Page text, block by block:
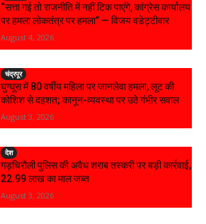
“सत्ता गई तो राजनीति में नहीं टिक पाएंगे, कांग्रेस कार्यालय
पर हमला लोकतंत्र पर हमला” — विजय वडेट्टीवार
August 4, 2026
चंद्रपूर
घुग्घूस में 80 वर्षीय महिला पर जानलेवा हमला, लूट की
कोशिश से दहशत; कानून-व्यवस्था पर उठे गंभीर सवाल
August 3, 2026
देश
गड़चिरौली पुलिस की अवैध शराब तस्करी पर बड़ी कार्रवाई,
₹22.99 लाख का माल जब्त
August 3, 2026